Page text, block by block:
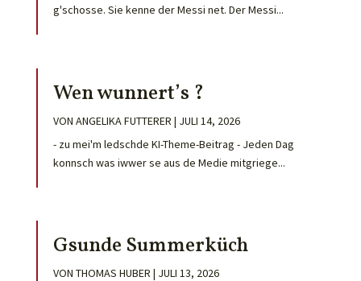
g'schosse. Sie kenne der Messi net. Der Messi...
Wen wunnert’s ?
VON ANGELIKA FUTTERER | JULI 14, 2026
- zu mei'm ledschde KI-Theme-Beitrag - Jeden Dag
konnsch was iwwer se aus de Medie mitgriege...
Gsunde Summerküch
VON THOMAS HUBER | JULI 13, 2026